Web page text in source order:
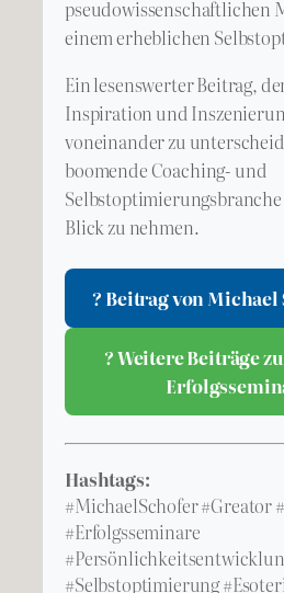
pseudowissenschaftlichen
einem erheblichen
Ein lesenswerter Beitrag,
Inspiration und
voneinander zu
boomende Coaching- und
Blick zu nehmen.
? Beitrag von Michael
? Weitere Beiträge
Hashtags:
#MichaelSchofer #Greator
#Erfolgsseminare
#Selbstoptimierung